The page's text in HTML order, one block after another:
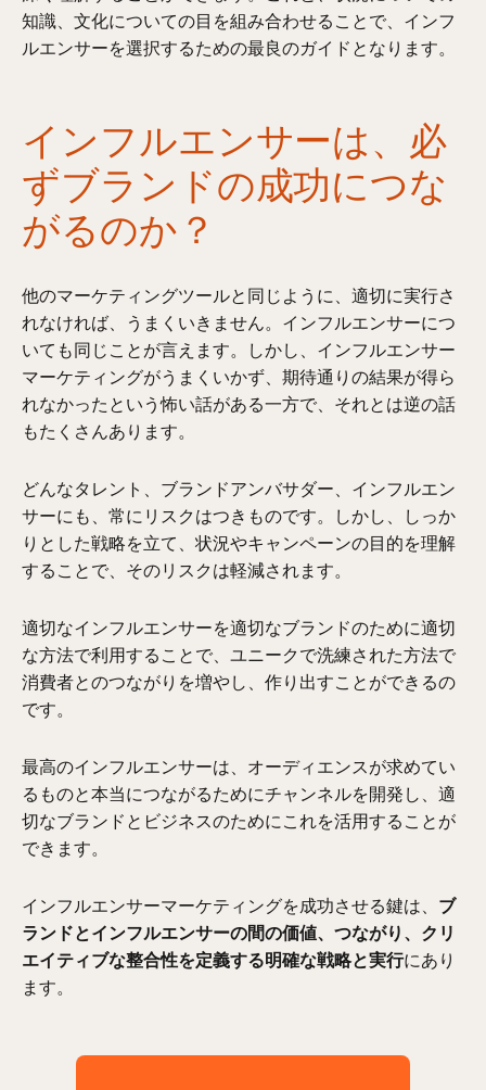
知識、文化についての目を組み合わせることで、インフ
ルエンサーを選択するための最良のガイドとなります。
インフルエンサーは、必
ずブランドの成功につな
がるのか？
他のマーケティングツールと同じように、適切に実行さ
れなければ、うまくいきません。インフルエンサーにつ
いても同じことが言えます。しかし、インフルエンサー
マーケティングがうまくいかず、期待通りの結果が得ら
れなかったという怖い話がある一方で、それとは逆の話
もたくさんあります。
どんなタレント、ブランドアンバサダー、インフルエン
サーにも、常にリスクはつきものです。しかし、しっか
りとした戦略を立て、状況やキャンペーンの目的を理解
することで、そのリスクは軽減されます。
適切なインフルエンサーを適切なブランドのために適切
な方法で利用することで、ユニークで洗練された方法で
消費者とのつながりを増やし、作り出すことができるの
です。
最高のインフルエンサーは、オーディエンスが求めてい
るものと本当につながるためにチャンネルを開発し、適
切なブランドとビジネスのためにこれを活用することが
できます。
インフルエンサーマーケティングを成功させる鍵は、 ブ
ランドとインフルエンサーの間の価値、つながり、クリ
エイティブな整合性を定義する明確な戦略と実行にあり
ます。